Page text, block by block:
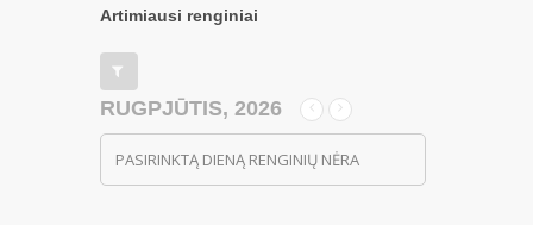
Artimiausi renginiai
RUGPJŪTIS, 2026
PASIRINKTĄ DIENĄ RENGINIŲ NĖRA